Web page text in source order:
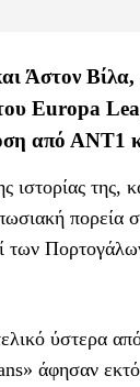
Άστον Βίλα,
Europa
από ΑΝΤ1
ιστορίας
πορεία
ύστερα
άφησαν